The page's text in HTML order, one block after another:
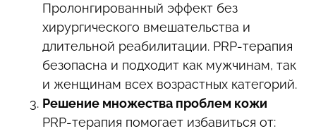
Пролонгированный эффект без
хирургического вмешательства и
длительной реабилитации. PRP-терапия
безопасна и подходит как мужчинам, так
и женщинам всех возрастных категорий.
Решение множества проблем кожи
PRP-терапия помогает избавиться от: